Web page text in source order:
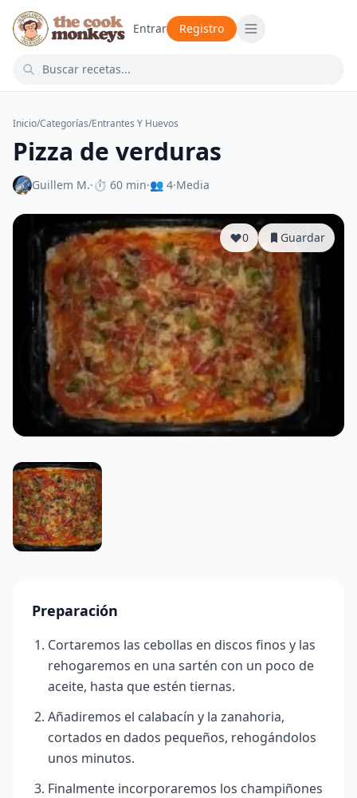
Entrar Registro
Inicio/Categorías/Entrantes Y Huevos
Pizza de verduras
Guillem M.·⏱ 60 min·👥 4·Media
0 Guardar
Preparación
Cortaremos las cebollas en discos finos y las
rehogaremos en una sartén con un poco de
aceite, hasta que estén tiernas.
Añadiremos el calabacín y la zanahoria,
cortados en dados pequeños, rehogándolos
unos minutos.
Finalmente incorporaremos los champiñones